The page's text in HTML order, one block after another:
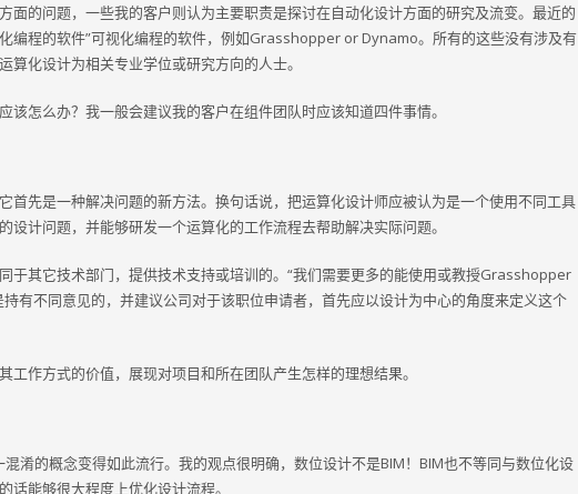
面的问题，一些我的客户则认为主要职责是探讨在自动化设计方面的研究及流变。最近的
编程的软件”可视化编程的软件，例如Grasshopper or Dynamo。所有的这些没有涉及有
化设计为相关专业学位或研究方向的人士。
怎么办？我一般会建议我的客户在组件团队时应该知道四件事情。
首先是一种解决问题的新方法。换句话说，把运算化设计师应被认为是一个使用不同工具
计问题，并能够研发一个运算化的工作流程去帮助解决实际问题。
于其它技术部门，提供技术支持或培训的。“我们需要更多的能使用或教授Grasshopper
有不同意见的，并建议公司对于该职位申请者，首先应以设计为中心的角度来定义这个
作方式的价值，展现对项目和所在团队产生怎样的理想结果。
淆的概念变得如此流行。我的观点很明确，数位设计不是BIM！BIM也不等同与数位化设
能够很大程度上优化设计流程。